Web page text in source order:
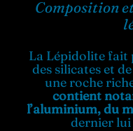
Bijoux pierres & argent
Minéraux utiles &
Boutique en ligne
Composition
La Lépidolite fait
des silicates et
une roche
contient
l’aluminium, du
dernier lui